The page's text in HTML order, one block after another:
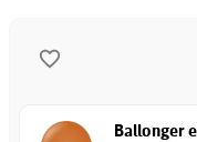
Ballonger